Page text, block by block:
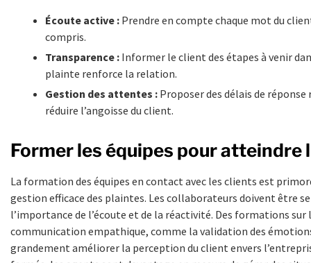
Écoute active : Prendre en compte chaque mot du
compris.
Transparence : Informer le client des étapes à venir
plainte renforce la relation.
Gestion des attentes : Proposer des délais de
réduire l’angoisse du client.
Former les équipes pour atteindre
La formation des équipes en contact avec les clients est
gestion efficace des plaintes. Les collaborateurs doivent être
l’importance de l’écoute et de la réactivité. Des formations sur
communication empathique, comme la validation des
grandement améliorer la perception du client envers